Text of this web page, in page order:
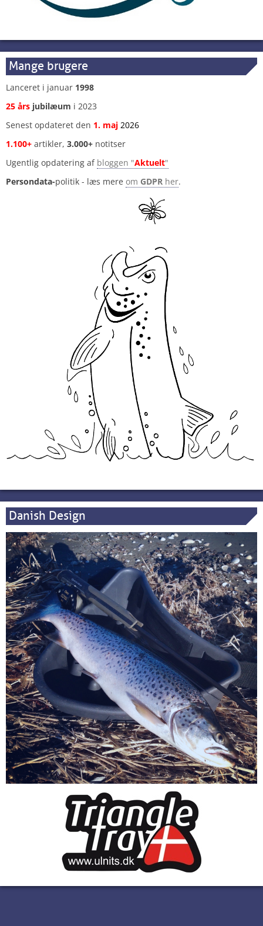
Mange brugere
Lanceret i januar 1998
25 års jubilæum i 2023
Senest opdateret den 1. maj 2026
1.100+ artikler, 3.000+ notitser
Ugentlig opdatering af bloggen "Aktuelt"
Persondata-politik - læs mere om GDPR her.
Danish Design